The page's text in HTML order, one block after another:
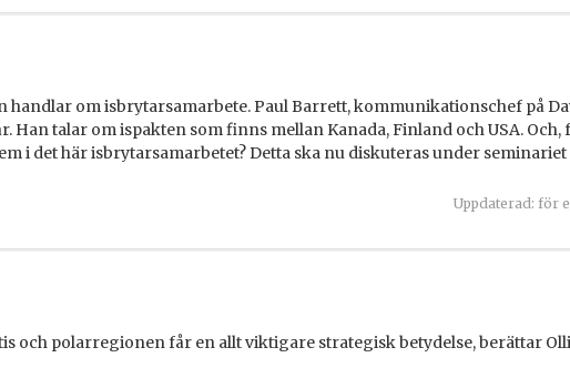
om isbrytarsamarbete. Paul Barrett, kommunikationschef på
talar om ispakten som finns mellan Kanada, Finland och USA. Och,
i det här isbrytarsamarbetet? Detta ska nu diskuteras under
Uppdaterad: för
och polarregionen får en allt viktigare strategisk betydelse, berättar